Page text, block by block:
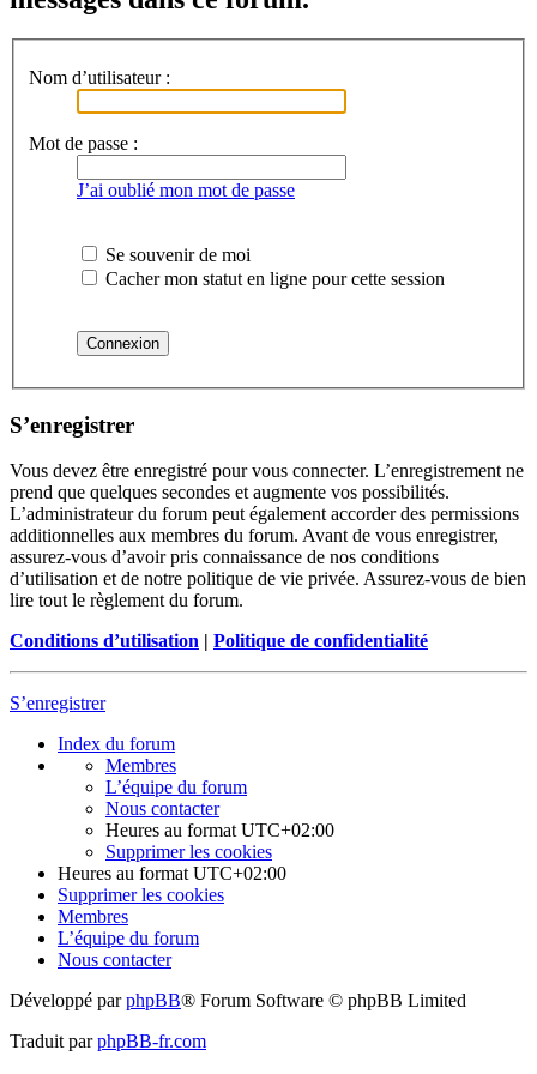
Nom d’utilisateur :
Mot de passe :
J’ai oublié mon mot de passe
Se souvenir de moi
Cacher mon statut en ligne pour cette session
S’enregistrer
Vous devez être enregistré pour vous connecter. L’enregistrement ne
prend que quelques secondes et augmente vos possibilités.
L’administrateur du forum peut également accorder des permissions
additionnelles aux membres du forum. Avant de vous enregistrer,
assurez-vous d’avoir pris connaissance de nos conditions
d’utilisation et de notre politique de vie privée. Assurez-vous de bien
lire tout le règlement du forum.
Conditions d’utilisation | Politique de confidentialité
S’enregistrer
Index du forum
Membres
L’équipe du forum
Nous contacter
Heures au formatUTC+02:00
Supprimer les cookies
Heures au formatUTC+02:00
Supprimer les cookies
Membres
L’équipe du forum
Nous contacter
Développé parphpBB® Forum Software © phpBB Limited
Traduit parphpBB-fr.com